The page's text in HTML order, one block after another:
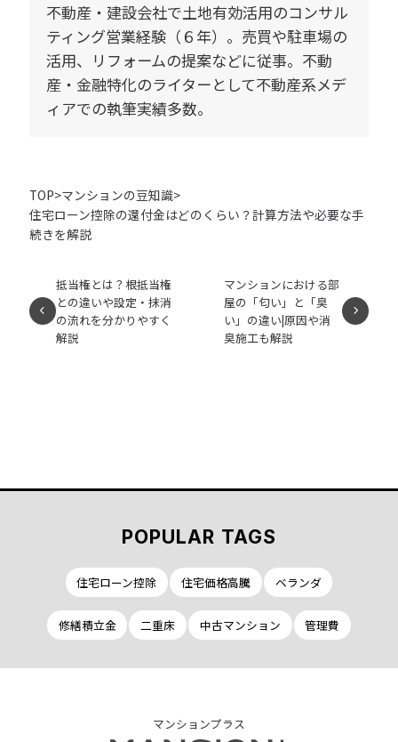
不動産・建設会社で土地有効活用のコンサル
ティング営業経験（６年）。売買や駐車場の
活用、リフォームの提案などに従事。不動
産・金融特化のライターとして不動産系メデ
ィアでの執筆実績多数。
TOP>マンションの豆知識>
住宅ローン控除の還付金はどのくらい？計算方法や必要な手
続きを解説
抵当権とは？根抵当権
との違いや設定・抹消
の流れを分かりやすく
解説
マンションにおける部
屋の「匂い」と「臭
い」の違い|原因や消
臭施工も解説
POPULAR TAGS
住宅ローン控除 住宅価格高騰 ベランダ
修繕積立金 二重床 中古マンション 管理費
マンションプラス